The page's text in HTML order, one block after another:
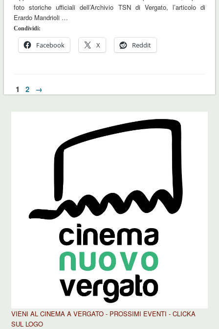
foto storiche ufficiali dell’Archivio TSN di Vergato, l’articolo di
Erardo Mandrioli …
Condividi:
Facebook X Reddit
1 2 →
VIENI AL CINEMA A VERGATO - PROSSIMI EVENTI - CLICKA
SUL LOGO